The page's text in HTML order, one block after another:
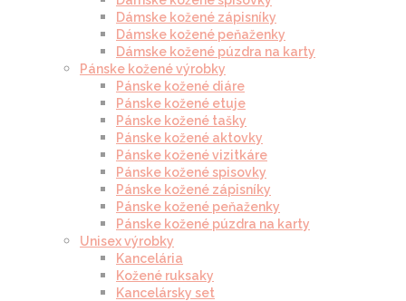
Dámske kožené zápisníky
Dámske kožené peňaženky
Dámske kožené púzdra na karty
Pánske kožené výrobky
Pánske kožené diáre
Pánske kožené etuje
Pánske kožené tašky
Pánske kožené aktovky
Pánske kožené vizitkáre
Pánske kožené spisovky
Pánske kožené zápisníky
Pánske kožené peňaženky
Pánske kožené púzdra na karty
Unisex výrobky
Kancelária
Kožené ruksaky
Kancelársky set